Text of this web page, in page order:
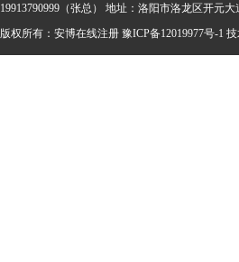
19913790999（张总） 地址：洛阳市洛龙区开元
版权所有：安博在线注册 豫ICP备12019977号-1 技